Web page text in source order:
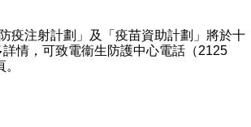
注射計劃」及「疫苗資助計劃」將於十
情，可致電衞生防護中心電話（2125
。